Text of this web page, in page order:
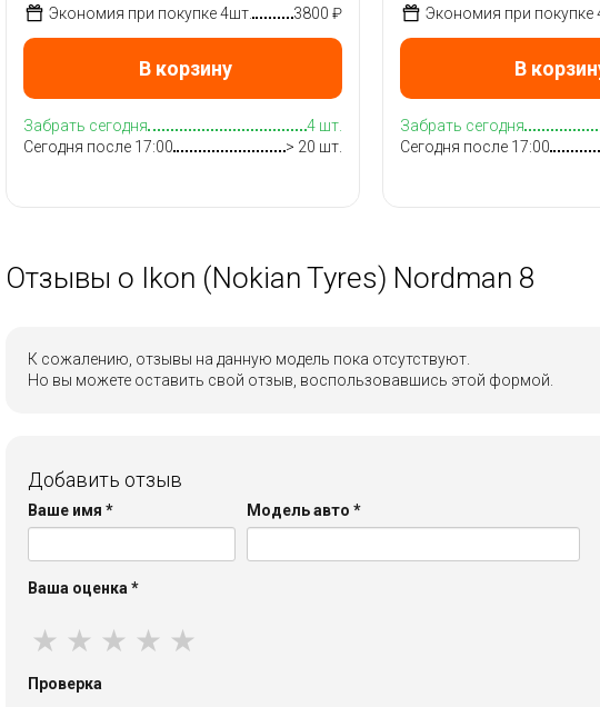
Экономия при покупке 4шт. 3800 ₽
В корзину
Забрать сегодня
4 шт.
Сегодня после 17:00
> 20 шт.
Экономия при покупке
В
Забрать сегодня
Сегодня после 17:00
Отзывы о Ikon (Nokian Tyres) Nordman 8
К сожалению, отзывы на данную модель пока отсутствуют.
Но вы можете оставить свой отзыв, воспользовавшись этой формой.
Добавить отзыв
Ваше имя * Модель авто*
Ваша оценка*
★ ★ ★ ★ ★
Проверка